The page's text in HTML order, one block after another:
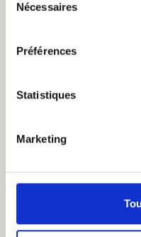
Nécessaires
Préférences
Statistiques
Marketing
Insatisfaisant (1)
Laissez une
Partagez avec
produit.
Afficher les